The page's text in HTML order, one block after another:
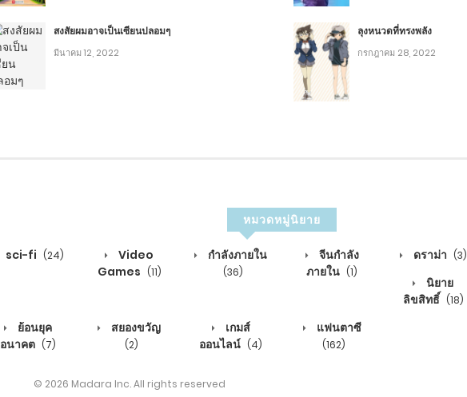
สงสัยผมอาจเป็นเซียนปลอมๆ
มีนาคม 12, 2022
ลุงหนวดที่ทรงพลัง
กรกฎาคม 28, 2022
หมวดหมู่นิยาย
sci-fi (24)
Video
Games (11)
กำลังภายใน
(36)
จีนกำลัง
ภายใน (1)
ดราม่า (3)
นิยาย
ลิขสิทธิ์ (18)
ย้อนยุค
อนาคต (7)
สยองขวัญ
(2)
เกมส์
ออนไลน์ (4)
แฟนตาซี
(162)
© 2026 Madara Inc. All rights reserved